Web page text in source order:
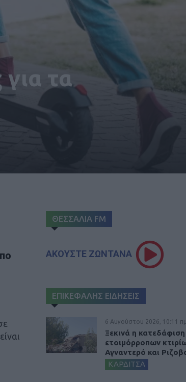
τα
ΘΕΣΣΑΛΙΑ FM
ΑΚΟΥΣΤΕ ΖΩΝΤΑΝΑ
ΕΠΙΚΕΦΑΛΗΣ ΕΙΔΗΣΕΙΣ
6 Αυγούστου 2026, 10:11 πμ
Ξεκινά η κατεδάφιση
ετοιμόρροπων
Αγναντερό και
ΚΑΡΔΙΤΣΑ